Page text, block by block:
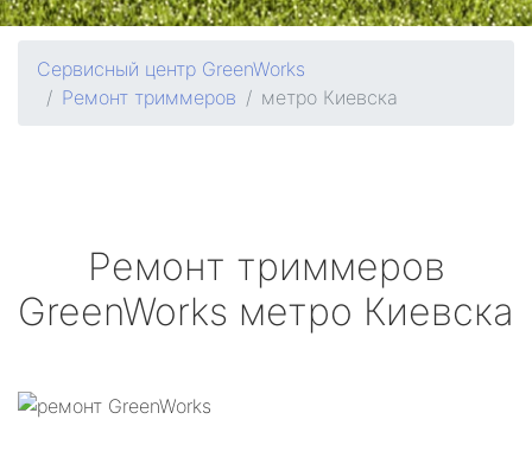
Сервисный центр GreenWorks
Ремонт триммеров
метро Киевска
Ремонт триммеров
GreenWorks метро Киевска